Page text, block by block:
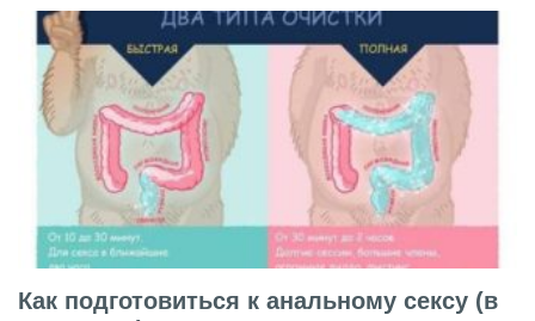
Как подготовиться к анальному сексу (в